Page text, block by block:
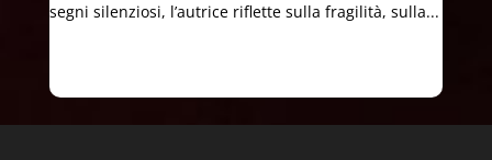
segni silenziosi, l’autrice riflette sulla fragilità, sulla...